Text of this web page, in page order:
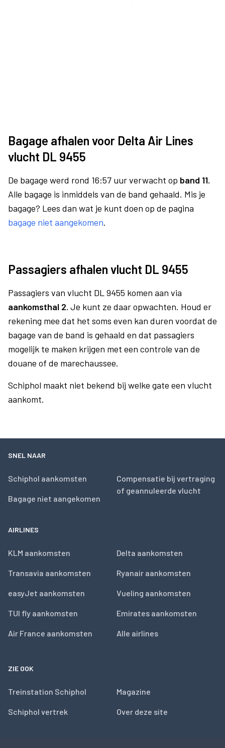
Bagage afhalen voor Delta Air Lines
vlucht DL 9455
De bagage werd rond 16:57 uur verwacht op band 11.
Alle bagage is inmiddels van de band gehaald. Mis je
bagage? Lees dan wat je kunt doen op de pagina
bagage niet aangekomen.
Passagiers afhalen vlucht DL 9455
Passagiers van vlucht DL 9455 komen aan via
aankomsthal 2. Je kunt ze daar opwachten. Houd er
rekening mee dat het soms even kan duren voordat de
bagage van de band is gehaald en dat passagiers
mogelijk te maken krijgen met een controle van de
douane of de marechaussee.
Schiphol maakt niet bekend bij welke gate een vlucht
aankomt.
SNEL NAAR
Schiphol aankomsten
Bagage niet aangekomen
Compensatie bij vertraging
of geannuleerde vlucht
AIRLINES
KLM aankomsten
Transavia aankomsten
easyJet aankomsten
TUI fly aankomsten
Air France aankomsten
Delta aankomsten
Ryanair aankomsten
Vueling aankomsten
Emirates aankomsten
Alle airlines
ZIE OOK
Treinstation Schiphol
Schiphol vertrek
Magazine
Over deze site